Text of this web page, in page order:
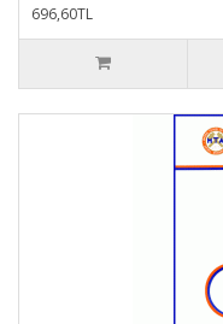
696,60TL